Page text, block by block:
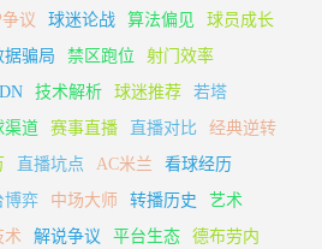
争议 球迷论战 算法偏见
球员成长
据骗局 禁区跑位
射门效率
技术解析 球迷推荐
若塔
渠道 赛事直播 直播对比
经典逆转
直播坑点 AC米兰
看球经历
博弈 中场大师 转播历史
艺术
术 解说争议 平台生态
德布劳内